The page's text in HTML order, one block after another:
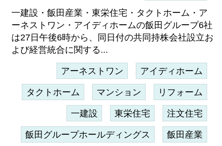
一建設・飯田産業・東栄住宅・タクトホーム・ア
ーネストワン・アイディホームの飯田グループ6社
は27日午後6時から、同日付の共同持株会社設立お
よび経営統合に関する...
アーネストワン アイディホーム
タクトホーム マンション リフォーム
一建設 東栄住宅 注文住宅
飯田グループホールディングス 飯田産業